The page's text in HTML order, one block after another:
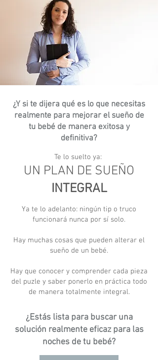
¿Y si te dijera qué es lo que necesitas
realmente para mejorar el sueño de
tu bebé de manera exitosa y
definitiva?
Te lo suelto ya:
UN PLAN DE SUEÑO
INTEGRAL
Ya te lo adelanto: ningún tip o truco
funcionará nunca por sí solo.
Hay muchas cosas que pueden alterar el
sueño de un bebé.
Hay que conocer y comprender cada pieza
del puzle y saber ponerlo en práctica todo
de manera totalmente integral.
¿Estás lista para buscar una
solución realmente eficaz para las
noches de tu bebé?